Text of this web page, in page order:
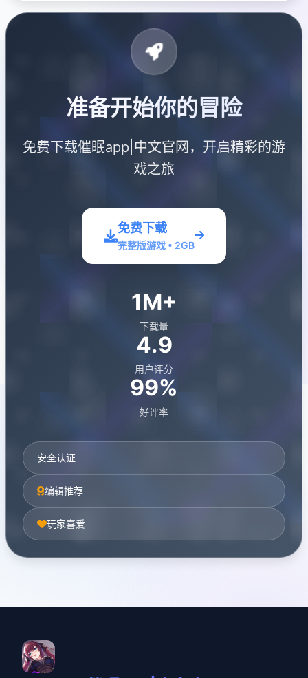
准备开始你的冒险
免费下载催眠app|中文官网，开启精彩的游
戏之旅
免费下载
完整版游戏 • 2GB
1M+
下载量
4.9
用户评分
99%
好评率
安全认证
编辑推荐
玩家喜爱